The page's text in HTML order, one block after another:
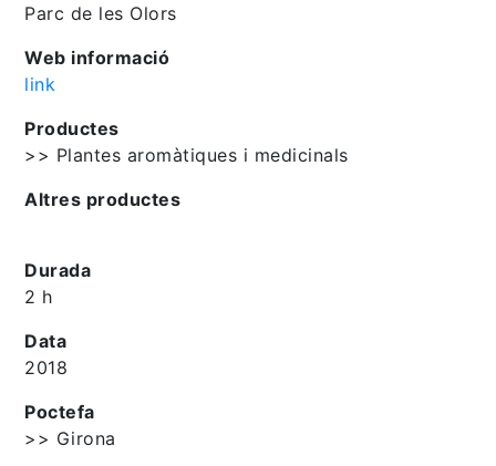
Parc de les Olors
Web informació
link
Productes
>> Plantes aromàtiques i medicinals
Altres productes
Durada
2 h
Data
2018
Poctefa
>> Girona